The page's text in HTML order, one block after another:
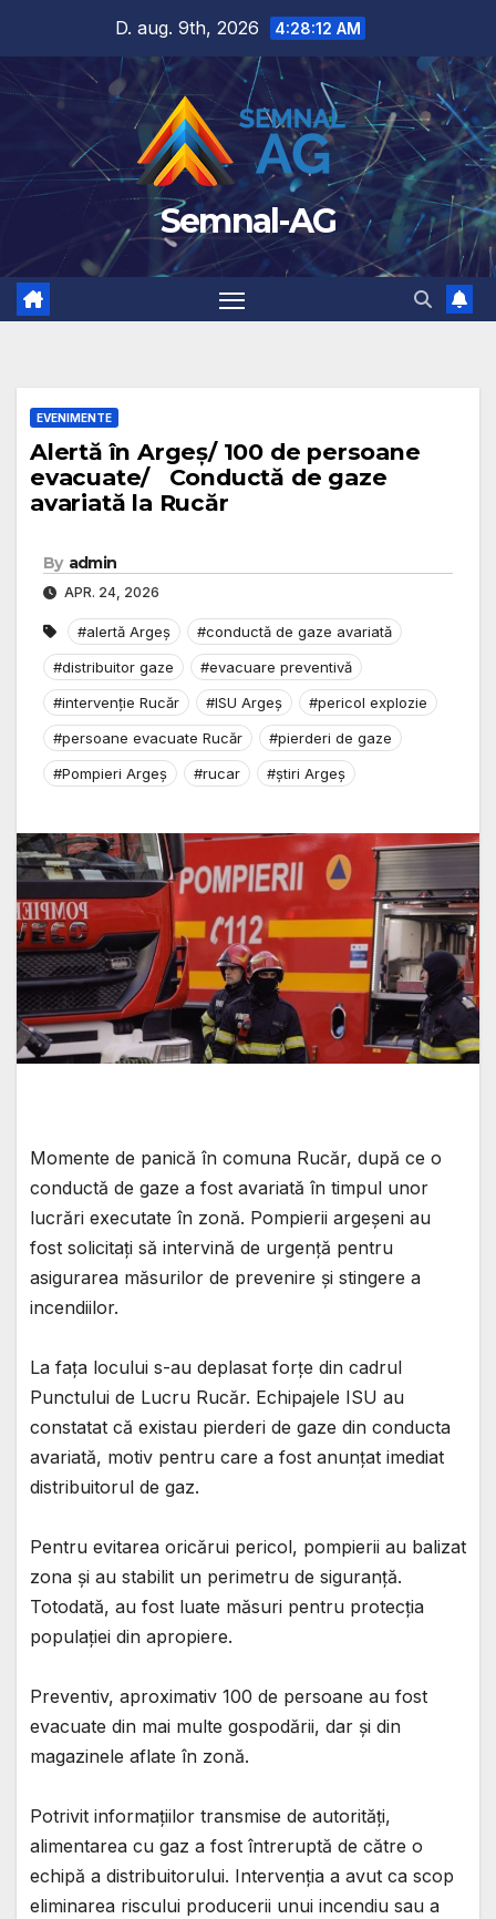
content
D. aug. 9th, 2026 4:28:13 AM
Semnal-AG
EVENIMENTE
Alertă în Argeș/ 100 de persoane
evacuate/ Conductă de gaze
avariată la Rucăr
By admin
APR. 24, 2026
#alertă Argeș
#conductă de gaze avariată
#distribuitor gaze
#evacuare preventivă
#intervenție Rucăr
#ISU Argeș
#pericol explozie
#persoane evacuate Rucăr
#pierderi de gaze
#Pompieri Argeș
#rucar #știri Argeș
Momente de panică în comuna Rucăr, după ce o
conductă de gaze a fost avariată în timpul unor
lucrări executate în zonă. Pompierii argeșeni au
fost solicitați să intervină de urgență pentru
asigurarea măsurilor de prevenire și stingere a
incendiilor.
La fața locului s-au deplasat forțe din cadrul
Punctului de Lucru Rucăr. Echipajele ISU au
constatat că existau pierderi de gaze din conducta
avariată, motiv pentru care a fost anunțat imediat
distribuitorul de gaz.
Pentru evitarea oricărui pericol, pompierii au balizat
zona și au stabilit un perimetru de siguranță.
Totodată, au fost luate măsuri pentru protecția
populației din apropiere.
Preventiv, aproximativ 100 de persoane au fost
evacuate din mai multe gospodării, dar și din
magazinele aflate în zonă.
Potrivit informațiilor transmise de autorități,
alimentarea cu gaz a fost întreruptă de către o
echipă a distribuitorului. Intervenția a avut ca scop
eliminarea riscului producerii unui incendiu sau a